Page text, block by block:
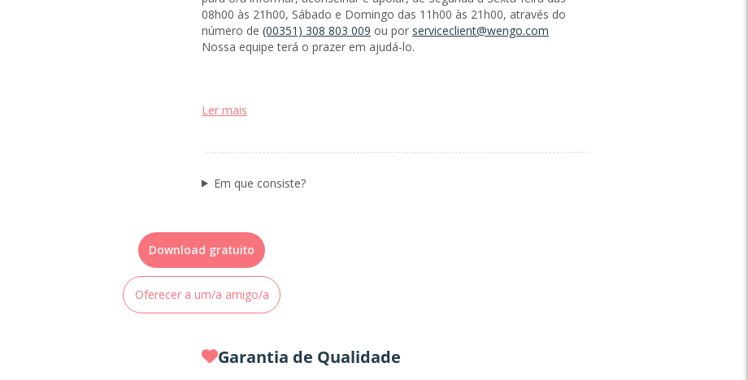
08h00 às 21h00, Sábado e Domingo das 11h00 às 21h00, através do
número de (00351) 308 803 009 ou por serviceclient@wengo.com
Nossa equipe terá o prazer em ajudá-lo.
Ler mais
Em que consiste?
Download gratuito
Oferecer a um/a amigo/a
Garantia de Qualidade